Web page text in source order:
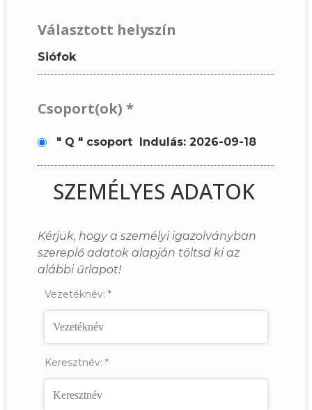
Választott helyszín
Siófok
Csoport(ok) *
" Q " csoport Indulás: 2026-09-18
SZEMÉLYES ADATOK
Kérjük, hogy a személyi igazolványban
szereplő adatok alapján töltsd ki az
alábbi űrlapot!
Vezetéknév: *
Keresztnév: *